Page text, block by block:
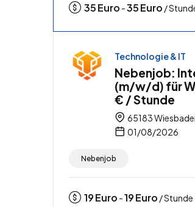
35Euro -35Euro /
Technologie & IT
Nebenjob:
(m/w/d) für
€ / Stunde
65183
01/08/2026
Nebenjob
19Euro -19Euro / Stunde